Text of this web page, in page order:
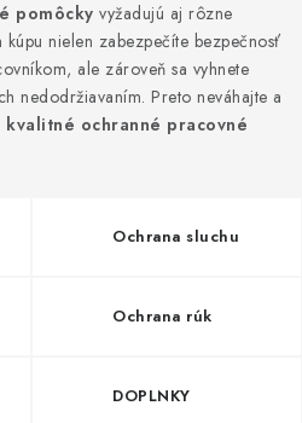
Potlač lôg
pomôcky vyžadujú aj rôzne
nielen zabezpečíte bezpečnosť
ale zároveň sa vyhnete
nedodržiavaním. Preto neváhajte a
kvalitné ochranné pracovné
Ochrana sluchu
Ochrana rúk
DOPLNKY